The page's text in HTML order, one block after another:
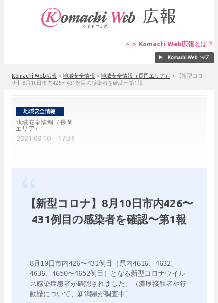
＞＞ Komachi Web広報とは？
Komachi Web広報 > 地域安全情報 > 地域安全情報（長岡エリア） >
【新型コロ
ナ】8月10日市内426〜431例目の感染者を確認〜第1報
地域安全情報（長岡
エリア）
2021.08.10 17:36
【新型コロナ】8月10日市内426〜
431例目の感染者を確認〜第1報
8月10日市内426〜431例目（県内4616、4632、
4636、4650〜4652例目）となる新型コロナウイル
ス感染症患者が確認されました。（濃厚接触者や行
動歴について、新潟県が調査中）